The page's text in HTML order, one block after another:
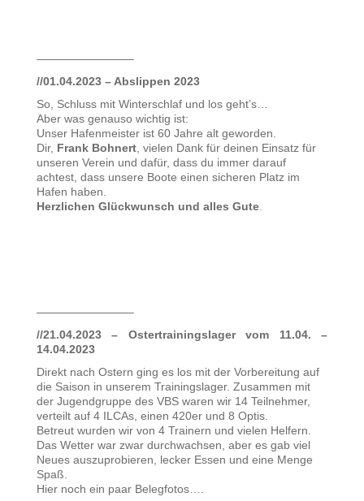
————————–
//01.04.2023 – Abslippen 2023
So, Schluss mit Winterschlaf und los geht’s…
Aber was genauso wichtig ist:
Unser Hafenmeister ist 60 Jahre alt geworden.
Dir, Frank Bohnert, vielen Dank für deinen Einsatz für
unseren Verein und dafür, dass du immer darauf
achtest, dass unsere Boote einen sicheren Platz im
Hafen haben.
Herzlichen Glückwunsch und alles Gute.
————————–
//21.04.2023 – Ostertrainingslager vom 11.04. –
14.04.2023
Direkt nach Ostern ging es los mit der Vorbereitung auf
die Saison in unserem Trainingslager. Zusammen mit
der Jugendgruppe des VBS waren wir 14 Teilnehmer,
verteilt auf 4 ILCAs, einen 420er und 8 Optis.
Betreut wurden wir von 4 Trainern und vielen Helfern.
Das Wetter war zwar durchwachsen, aber es gab viel
Neues auszuprobieren, lecker Essen und eine Menge
Spaß.
Hier noch ein paar Belegfotos….